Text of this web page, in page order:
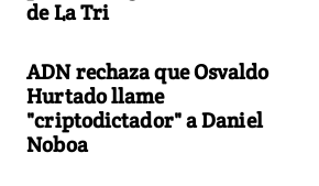
de La Tri
ADN rechaza que Osvaldo
Hurtado llame
"criptodictador" a Daniel
Noboa